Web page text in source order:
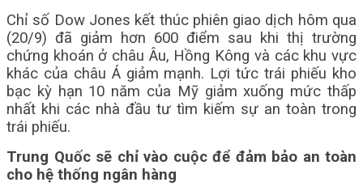
Chỉ số Dow Jones kết thúc phiên giao dịch hôm qua
(20/9) đã giảm hơn 600 điểm sau khi thị trường
chứng khoán ở châu Âu, Hồng Kông và các khu vực
khác của châu Á giảm mạnh. Lợi tức trái phiếu kho
bạc kỳ hạn 10 năm của Mỹ giảm xuống mức thấp
nhất khi các nhà đầu tư tìm kiếm sự an toàn trong
trái phiếu.
Trung Quốc sẽ chỉ vào cuộc để đảm bảo an toàn
cho hệ thống ngân hàng